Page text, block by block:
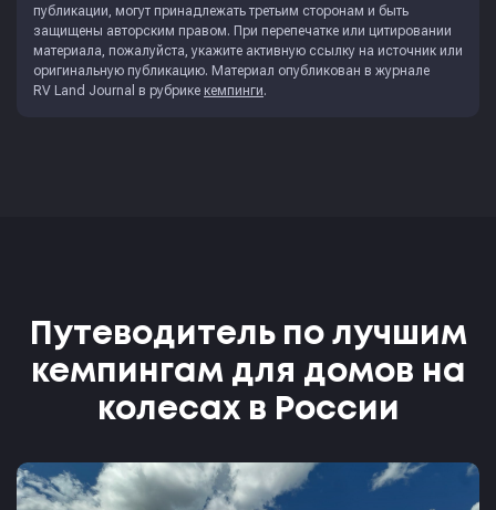
публикации, могут принадлежать третьим сторонам и быть
защищены авторским правом. При перепечатке или цитировании
материала, пожалуйста, укажите активную ссылку на источник или
оригинальную публикацию. Материал опубликован в журнале
RV Land Journal в рубрике кемпинги.
Путеводитель по лучшим
кемпингам для домов на
колесах в России